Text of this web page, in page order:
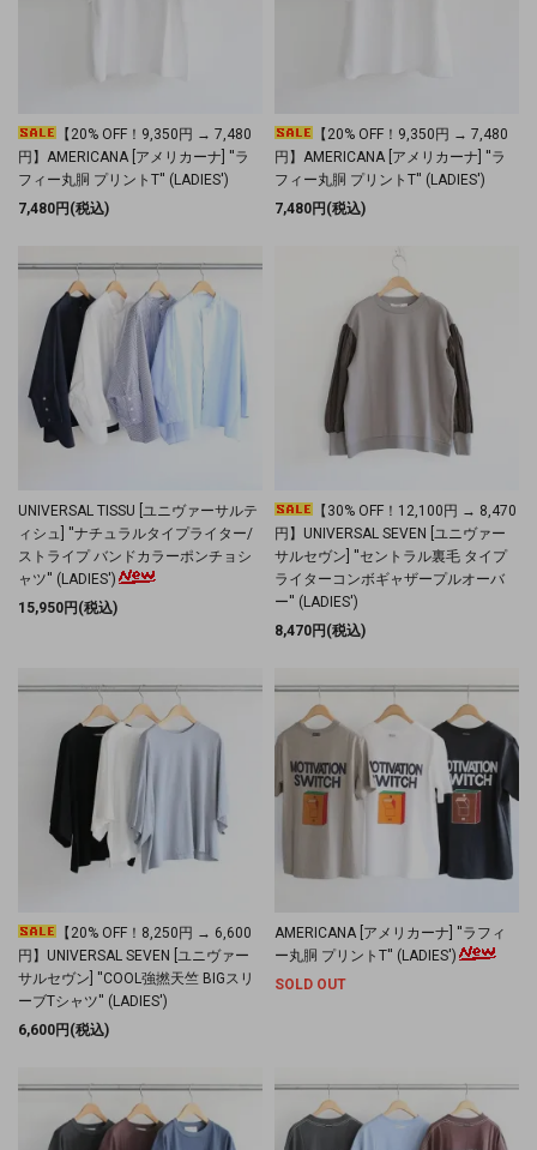
【20% OFF！9,350円 → 7,480
円】AMERICANA [アメリカーナ] ''ラ
フィー丸胴 プリントT'' (LADIES')
7,480円(税込)
【20% OFF！9,350円 → 7,480
円】AMERICANA [アメリカーナ] ''ラ
フィー丸胴 プリントT'' (LADIES')
7,480円(税込)
UNIVERSAL TISSU [ユニヴァーサルテ
ィシュ] ''ナチュラルタイプライター/
ストライプ バンドカラーポンチョシ
ャツ'' (LADIES')
15,950円(税込)
【30% OFF！12,100円 → 8,470
円】UNIVERSAL SEVEN [ユニヴァー
サルセヴン] ''セントラル裏毛 タイプ
ライターコンボギャザープルオーバ
ー'' (LADIES')
8,470円(税込)
【20% OFF！8,250円 → 6,600
円】UNIVERSAL SEVEN [ユニヴァー
サルセヴン] ''COOL強撚天竺 BIGスリ
ーブTシャツ'' (LADIES')
6,600円(税込)
AMERICANA [アメリカーナ] ''ラフィ
ー丸胴 プリントT'' (LADIES')
SOLD OUT